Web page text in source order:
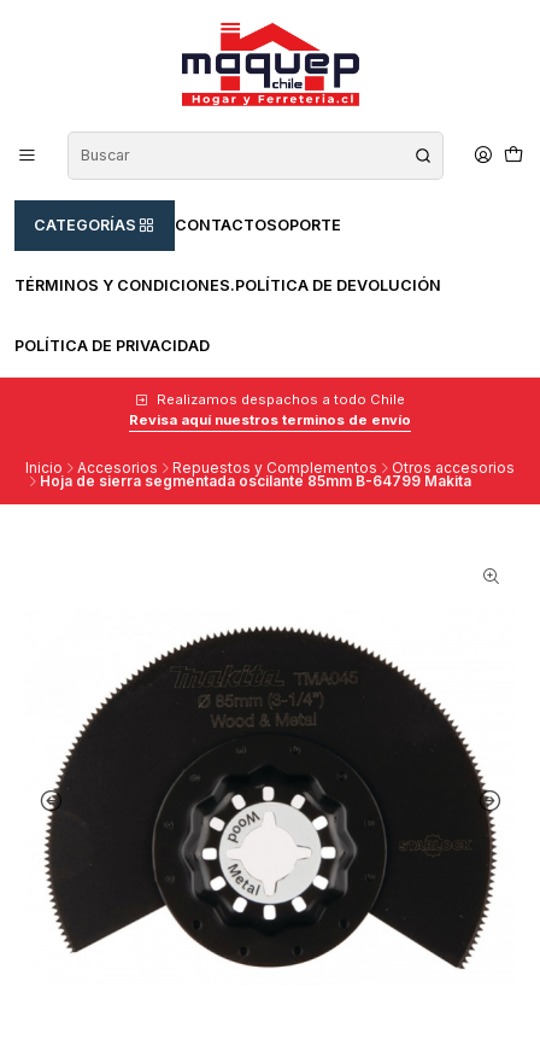
CATEGORÍAS CONTACTOSOPORTE
TÉRMINOS Y CONDICIONES.POLÍTICA DE DEVOLUCIÓN
POLÍTICA DE PRIVACIDAD
Realizamos despachos a todo Chile
Revisa aquí nuestros terminos de envío
Inicio Accesorios Repuestos y Complementos Otros accesorios
Hoja de sierra segmentada oscilante 85mm B-64799 Makita